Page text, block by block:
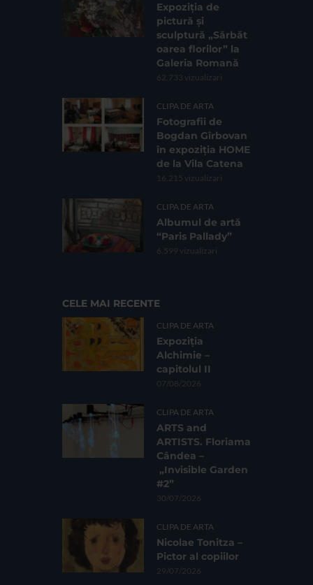
Expoziția de
pictură și
sculptură „Sărbăt
oarea florilor” la
Galeria Romană
62.733 vizualizari
CLIPA DE ARTA
Fotografii de
Bogdan Gîrbovan
în expoziția HOME
de la Vila Catena
16.215 vizualizari
CLIPA DE ARTA
Albumul de artă
“Paris Pallady”
6.599 vizualizari
CELE MAI RECENTE
CLIPA DE ARTA
Expoziția
Alchimie –
capitolul II
07/08/2026
CLIPA DE ARTA
ARTS and
ARTISTS. Floriama
Cândea –
„Invisible Garden
#2”
30/07/2026
CLIPA DE ARTA
Nicolae Tonitza –
Pictor al copiilor
29/07/2026